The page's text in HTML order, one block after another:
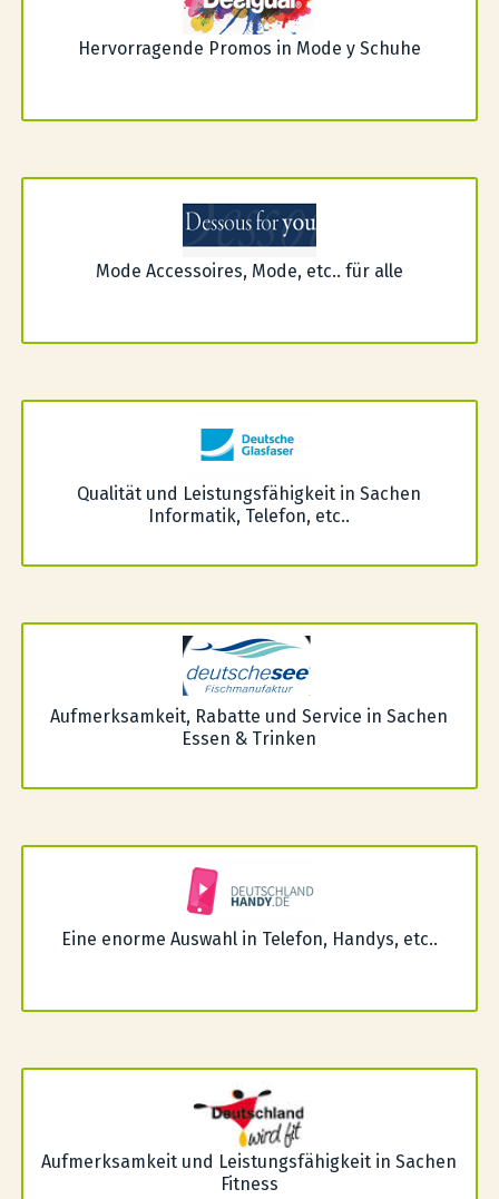
Hervorragende Promos in Mode y Schuhe
Mode Accessoires, Mode, etc.. für alle
Qualität und Leistungsfähigkeit in Sachen
Informatik, Telefon, etc..
Aufmerksamkeit, Rabatte und Service in Sachen
Essen & Trinken
Eine enorme Auswahl in Telefon, Handys, etc..
Aufmerksamkeit und Leistungsfähigkeit in Sachen
Fitness